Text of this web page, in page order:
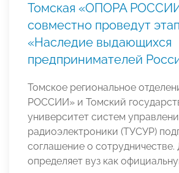
Томская «ОПОРА
совместно проведут
«Наследие выдающихся
предпринимателей
Томское региональное
РОССИИ» и Томский
университет систем
радиоэлектроники (ТУСУР)
соглашение о
определяет вуз как